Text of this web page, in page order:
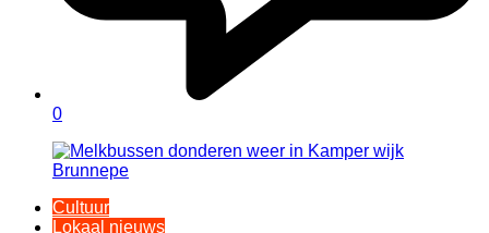
0
Cultuur
Lokaal nieuws